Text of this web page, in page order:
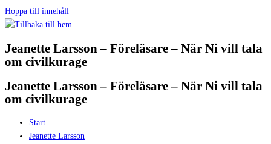
Hoppa till innehåll
Jeanette Larsson – Föreläsare – När Ni vill tala
om civilkurage
Jeanette Larsson – Föreläsare – När Ni vill tala
om civilkurage
Start
Jeanette Larsson